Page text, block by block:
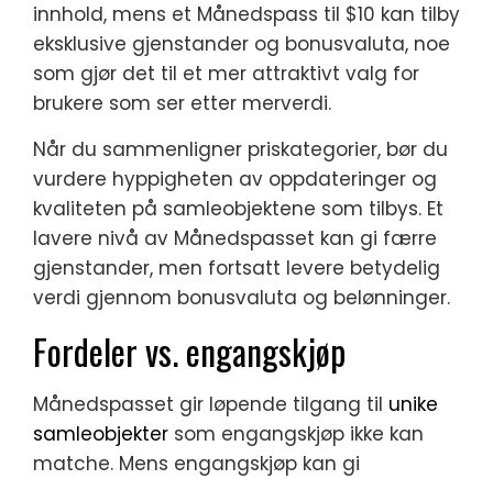
innhold, mens et Månedspass til $10 kan tilby
eksklusive gjenstander og bonusvaluta, noe
som gjør det til et mer attraktivt valg for
brukere som ser etter merverdi.
Når du sammenligner priskategorier, bør du
vurdere hyppigheten av oppdateringer og
kvaliteten på samleobjektene som tilbys. Et
lavere nivå av Månedspasset kan gi færre
gjenstander, men fortsatt levere betydelig
verdi gjennom bonusvaluta og belønninger.
Fordeler vs. engangskjøp
Månedspasset gir løpende tilgang til unike
samleobjekter som engangskjøp ikke kan
matche. Mens engangskjøp kan gi